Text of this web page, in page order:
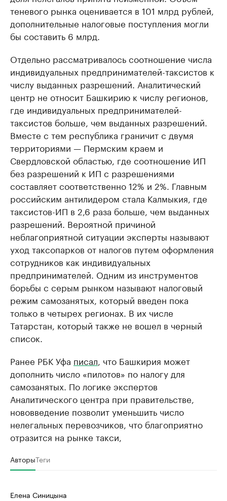
теневого рынка оценивается в 101 млрд рублей,
дополнительные налоговые поступления могли
бы составить 6 млрд.
Отдельно рассматривалось соотношение числа
индивидуальных предпринимателей-таксистов к
числу выданных разрешений. Аналитический
центр не относит Башкирию к числу регионов,
где индивидуальных предпринимателей-
таксистов больше, чем выданных разрешений.
Вместе с тем республика граничит с двумя
территориями — Пермским краем и
Свердловской областью, где соотношение ИП
без разрешений к ИП с разрешениями
составляет соответственно 12% и 2%. Главным
российским антилидером стала Калмыкия, где
таксистов-ИП в 2,6 раза больше, чем выданных
разрешений. Вероятной причиной
неблагоприятной ситуации эксперты называют
уход таксопарков от налогов путем оформления
сотрудников как индивидуальных
предпринимателей. Одним из инструментов
борьбы с серым рынком называют налоговый
режим самозанятых, который введен пока
только в четырех регионах. В их числе
Татарстан, который также не вошел в черный
список.
Ранее РБК Уфа писал, что Башкирия может
дополнить число «пилотов» по налогу для
самозанятых. По логике экспертов
Аналитического центра при правительстве,
нововведение позволит уменьшить число
нелегальных перевозчиков, что благоприятно
отразится на рынке такси,
АвторыТеги
Елена Синицына